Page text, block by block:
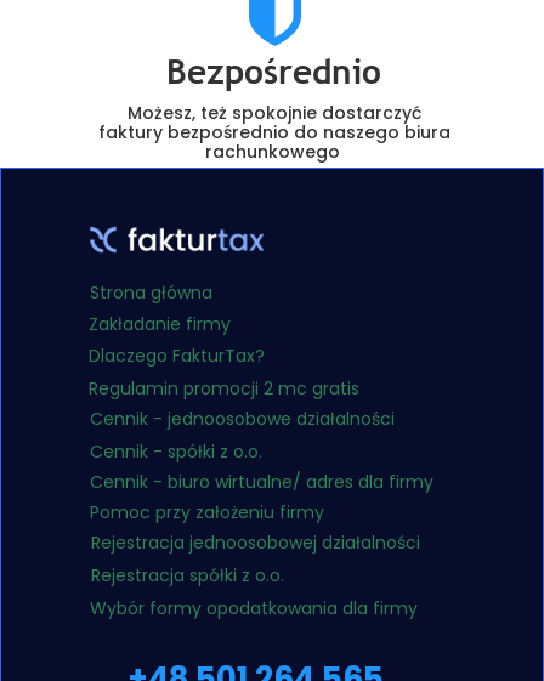
Rejestracja jednoosobowej działalności
Cennik - biuro wirtualne/ adres dla firmy
Cennik - spółki z o.o.
Cennik - jednoosobowe działalności
Dlaczego FakturTax?
Zakładanie firmy
Regulamin promocji 2 mc gratis
Strona główna
Wybór formy opodatkowania dla firmy
Rejestracja spółki z o.o.
Pomoc przy założeniu firmy
Bezpośrednio
Możesz, też spokojnie dostarczyć
faktury bezpośrednio do naszego biura
rachunkowego